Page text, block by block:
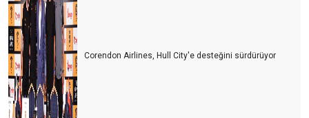
Corendon Airlines, Hull City'e desteğini sürdürüyor